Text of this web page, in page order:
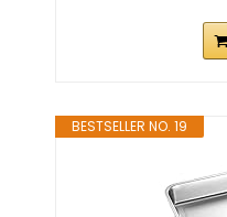
BESTSELLER NO. 19